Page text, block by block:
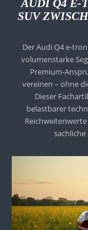
AUDI Q4 E-
SUV
Der Audi Q4 e-
volumenstarke
Premium-
vereinen – ohne
Dieser
belastbarer